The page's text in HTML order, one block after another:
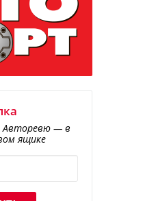
Авторевю — в
ящике